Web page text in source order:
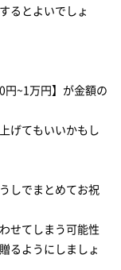
るとよいでしょ
円~1万円】が金額の
げてもいいかもし
しでまとめてお祝
せてしまう可能性
るようにしましょ